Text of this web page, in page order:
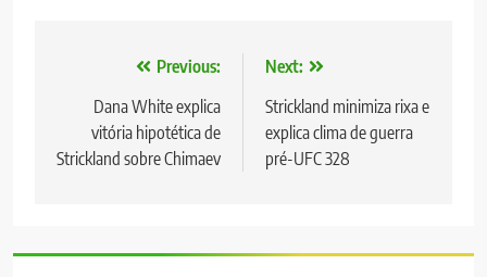
Navegação
Post
Previous:
Dana White explica
vitória hipotética de
Strickland sobre Chimaev
Next:
Strickland minimiza rixa e
explica clima de guerra
pré-UFC 328